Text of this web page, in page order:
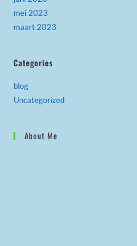
mei 2023
maart 2023
Categories
blog
Uncategorized
About Me